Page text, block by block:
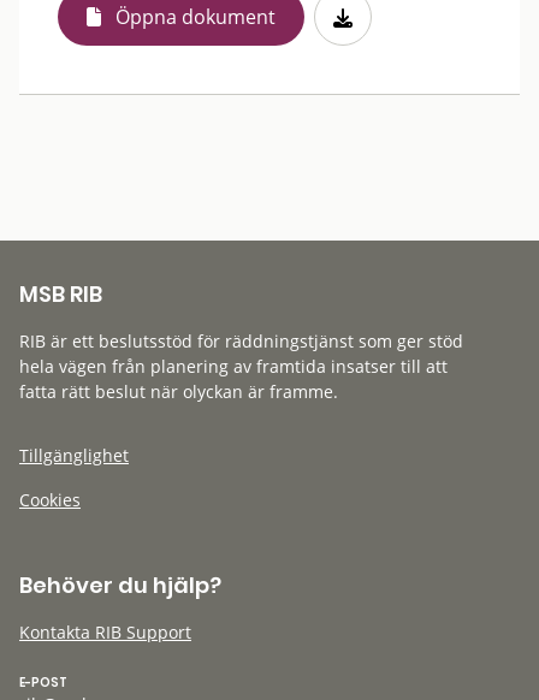
Öppna dokument
MSB RIB
RIB är ett beslutsstöd för räddningstjänst som ger stöd
hela vägen från planering av framtida insatser till att
fatta rätt beslut när olyckan är framme.
Tillgänglighet
Cookies
Behöver du hjälp?
Kontakta RIB Support
E-POST